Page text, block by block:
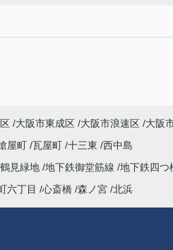
大阪市東成区 大阪市浪速区 大阪
屋町 瓦屋町 十三東 西中島
見緑地 地下鉄御堂筋線 地下鉄四つ
六丁目 心斎橋 森ノ宮 北浜